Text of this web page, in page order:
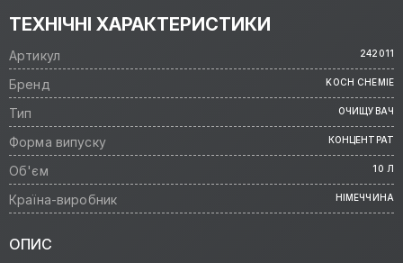
ТЕХНІЧНІ ХАРАКТЕРИСТИКИ
Артикул 242011
Бренд KOCH CHEMIE
Тип ОЧИЩУВАЧ
Форма випуску КОНЦЕНТРАТ
Об'єм 10 Л
Країна-виробник НІМЕЧЧИНА
ОПИС